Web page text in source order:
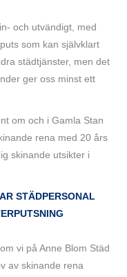
och utvändigt, med
som kan självklart
städtjänster, men det
ger oss minst ett
om och i Gamla Stan
rena med 20 års
skinande utsikter i
STÄDPERSONAL
vi på Anne Blom Städ
av skinande rena